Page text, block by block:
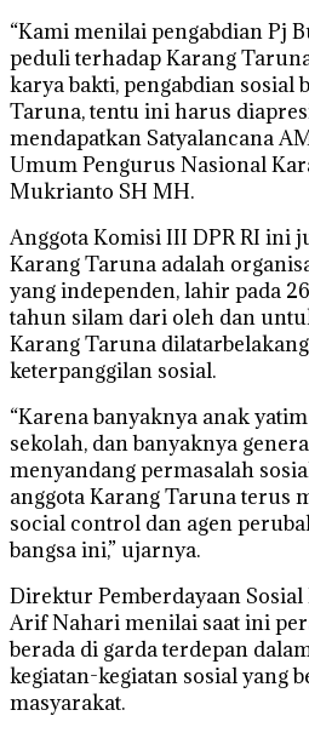
“Kami menilai pengabdian Pj
peduli terhadap Karang
karya bakti, pengabdian sosial
Taruna, tentu ini harus
mendapatkan Satyalancana
Umum Pengurus Nasional
Mukrianto SH MH.
Anggota Komisi III DPR RI ini
Karang Taruna adalah
yang independen, lahir pada
tahun silam dari oleh dan
Karang Taruna
keterpanggilan sosial.
“Karena banyaknya anak
sekolah, dan banyaknya
menyandang permasalah
anggota Karang Taruna terus
social control dan agen
bangsa ini,” ujarnya.
Direktur Pemberdayaan
Arif Nahari menilai saat ini
berada di garda terdepan
kegiatan-kegiatan sosial yang
masyarakat.